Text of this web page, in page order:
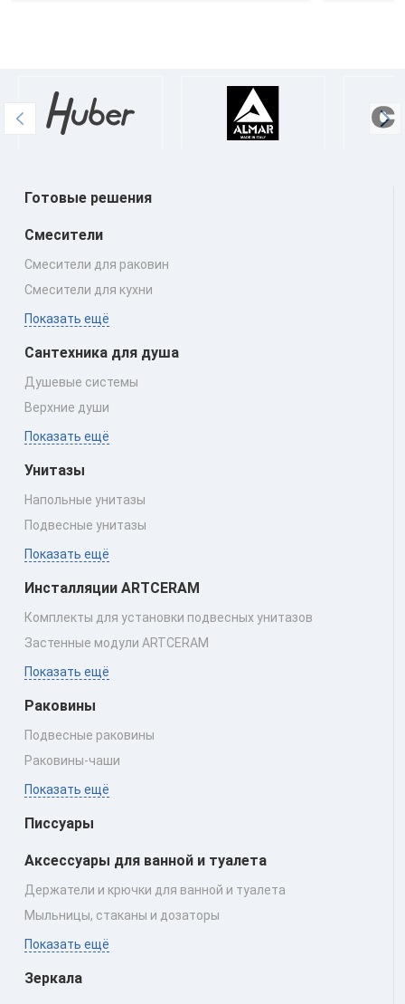
Готовые решения
Смесители
Смесители для раковин
Смесители для кухни
Показать ещё
Сантехника для душа
Душевые системы
Верхние души
Показать ещё
Унитазы
Напольные унитазы
Подвесные унитазы
Показать ещё
Инсталляции ARTCERAM
Комплекты для установки подвесных унитазов
Застенные модули ARTCERAM
Показать ещё
Раковины
Подвесные раковины
Раковины‑чаши
Показать ещё
Писсуары
Аксессуары для ванной и туалета
Держатели и крючки для ванной и туалета
Мыльницы, стаканы и дозаторы
Показать ещё
Зеркала